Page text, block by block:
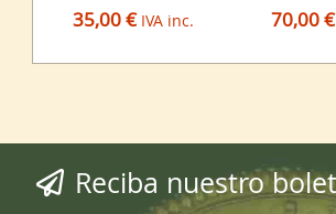
35,00 € IVA inc. 70,00 €
Reciba nuestro